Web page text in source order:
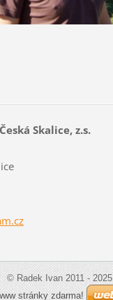
Skalice, z.s.
m.cz
© Radek Ivan 2011 - 2025
stránky zdarma!